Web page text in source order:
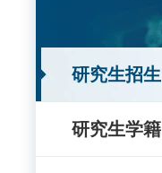
研究生招生
研究生学籍